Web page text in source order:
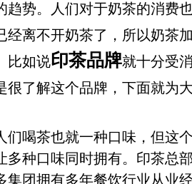
趋势。人们对于奶茶的消费
经离不开奶茶了，所以奶茶
比如说印茶品牌就十分受
很了解这个品牌，下面就为
喝茶也就一种口味，但这
多种口味同时拥有。印茶总
集团拥有多年餐饮行业从业